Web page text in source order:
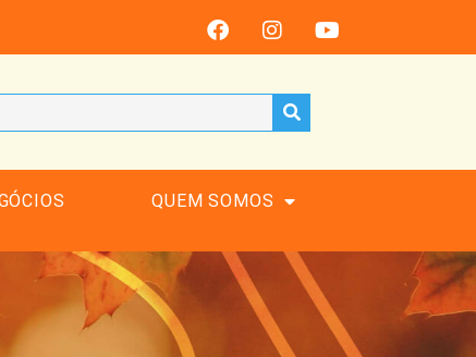
QUEM SOMOS